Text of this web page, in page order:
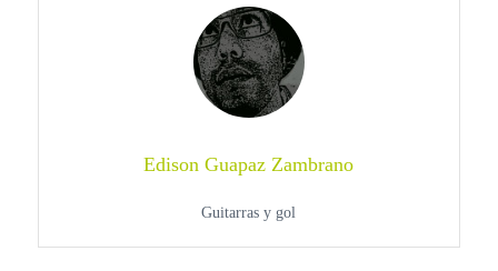
Edison Guapaz Zambrano
Guitarras y gol